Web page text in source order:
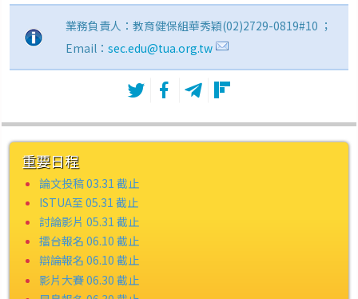
業務負責人：教育健保組華秀穎(02)2729-0819#10 ；
Email： sec.edu@tua.org.tw
重要日程
論文投稿 03.31 截止
ISTUA至 05.31 截止
討論影片 05.31 截止
擂台報名 06.10 截止
辯論報名 06.10 截止
影片大賽 06.30 截止